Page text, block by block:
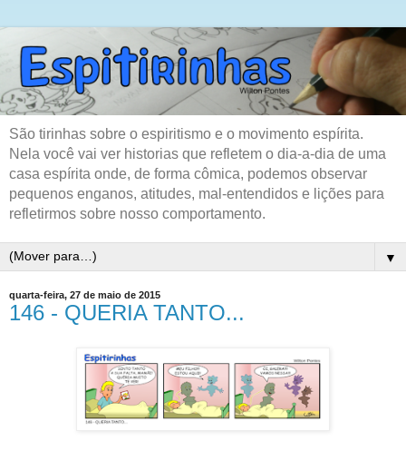
São tirinhas sobre o espiritismo e o movimento espírita.
Nela você vai ver historias que refletem o dia-a-dia de uma
casa espírita onde, de forma cômica, podemos observar
pequenos enganos, atitudes, mal-entendidos e lições para
refletirmos sobre nosso comportamento.
▼
quarta-feira, 27 de maio de 2015
146 - QUERIA TANTO...